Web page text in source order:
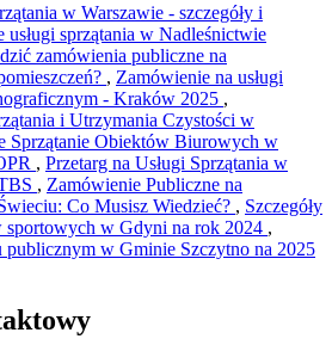
w Warszawie - szczegóły i
usługi sprzątania w Nadleśnictwie
zamówienia publiczne na
, Zamówienie na usługi
- Kraków 2025 ,
i Utrzymania Czystości w
Sprzątanie Obiektów Biurowych w
, Przetarg na Usługi Sprzątania w
, Zamówienie Publiczne na
Co Musisz Wiedzieć? , Szczegóły
sportowych w Gdyni na rok 2024 ,
publicznym w Gminie Szczytno na 2025